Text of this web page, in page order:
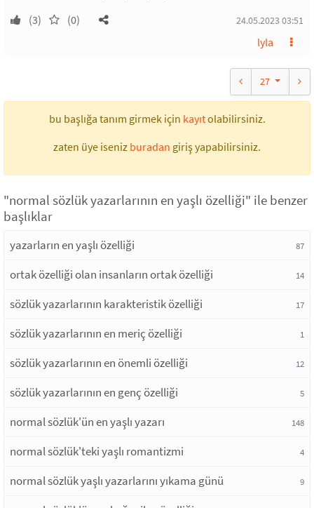
(3) (0) 24.05.2023 03:51
lyla
27
bu başlığa tanım girmek için kayıtolabilirsiniz.
zaten üye iseniz buradan giriş yapabilirsiniz.
"normal sözlük yazarlarının en yaşlı özelliği" ile benzer
başlıklar
yazarların en yaşlı özelliği 87
ortak özelliği olan insanların ortak özelliği 14
sözlük yazarlarının karakteristik özelliği 17
sözlük yazarlarının en meriç özelliği 1
sözlük yazarlarının en önemli özelliği 12
sözlük yazarlarının en genç özelliği 5
normal sözlük'ün en yaşlı yazarı 148
normal sözlük'teki yaşlı romantizmi 4
normal sözlük yaşlı yazarlarını yıkama günü 9